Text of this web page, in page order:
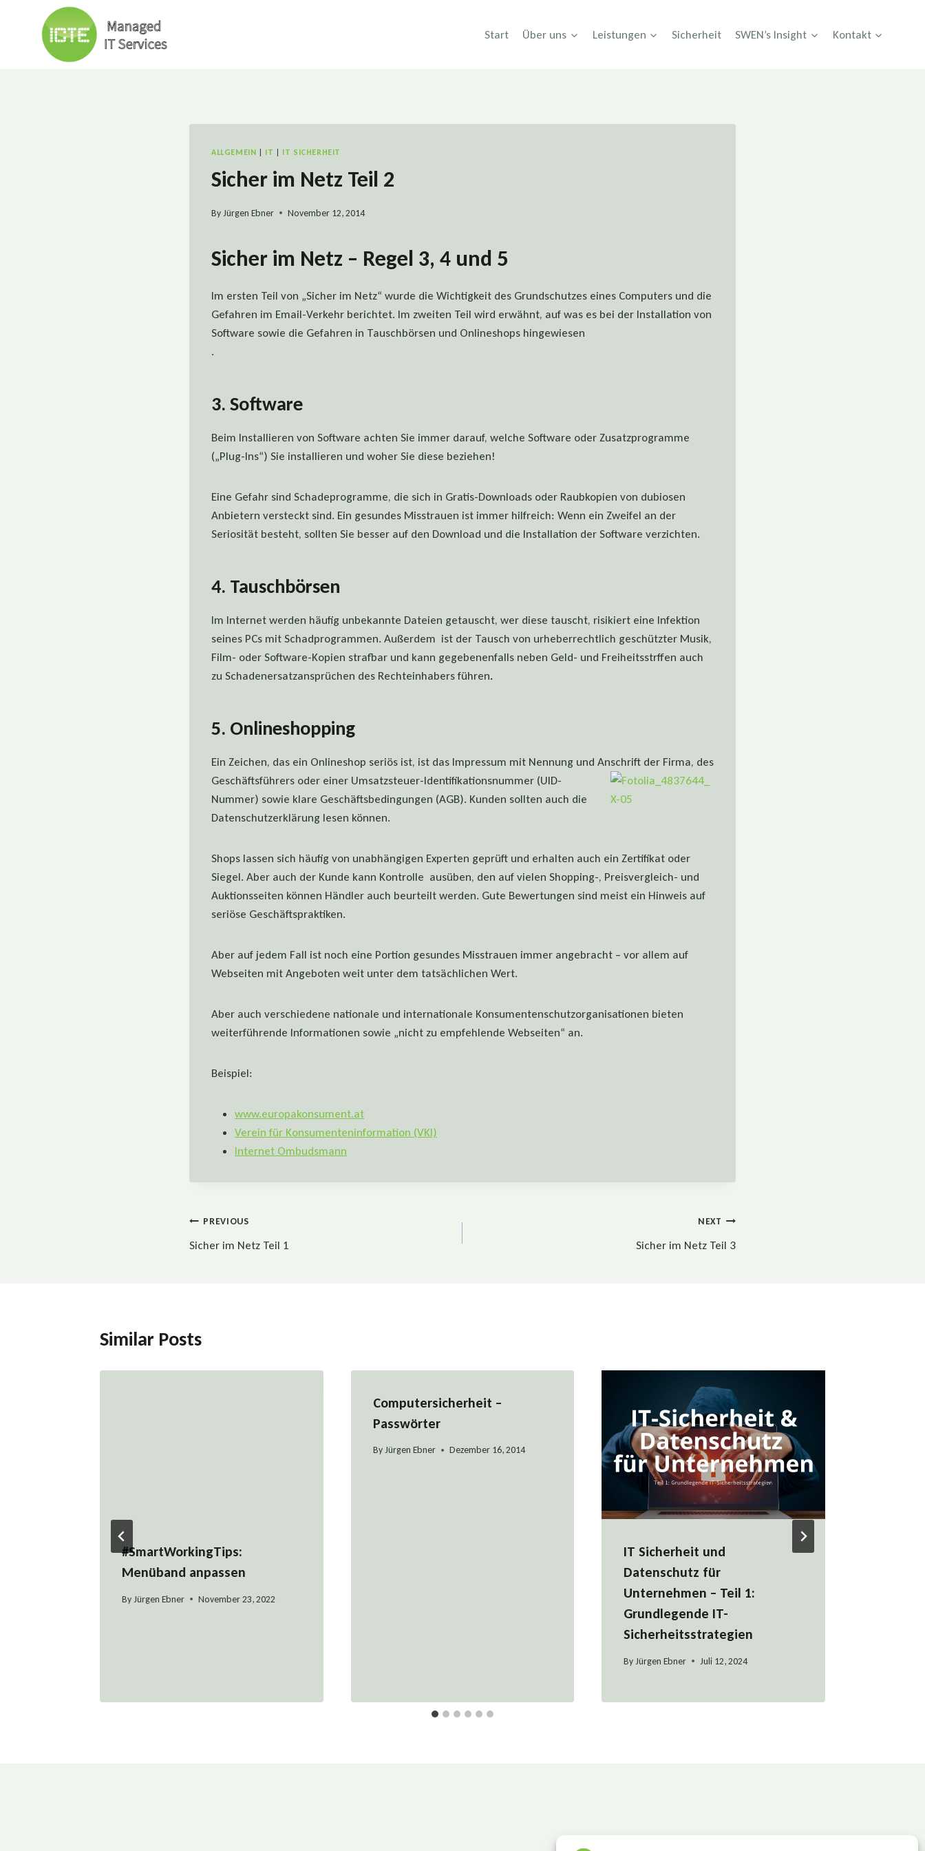
Start Über uns Leistungen Sicherheit SWEN’s Insight Kontakt
ALLGEMEIN IT IT SICHERHEIT
Sicher im Netz Teil 2
ByJürgen Ebner November 12, 2014
Sicher im Netz – Regel 3, 4 und 5
Im ersten Teil von „Sicher im Netz“ wurde die Wichtigkeit des Grundschutzes eines Computers und die
Gefahren im Email-Verkehr berichtet. Im zweiten Teil wird erwähnt, auf was es bei der Installation von
Software sowie die Gefahren in Tauschbörsen und Onlineshops hingewiesen
.
3. Software
Beim Installieren von Software achten Sie immer darauf, welche Software oder Zusatzprogramme
(„Plug-Ins“) Sie installieren und woher Sie diese beziehen!
Eine Gefahr sind Schadeprogramme, die sich in Gratis-Downloads oder Raubkopien von dubiosen
Anbietern versteckt sind. Ein gesundes Misstrauen ist immer hilfreich: Wenn ein Zweifel an der
Seriosität besteht, sollten Sie besser auf den Download und die Installation der Software verzichten.
4. Tauschbörsen
Im Internet werden häufig unbekannte Dateien getauscht, wer diese tauscht, risikiert eine Infektion
seines PCs mit Schadprogrammen. Außerdem ist der Tausch von urheberrechtlich geschützter Musik,
Film- oder Software-Kopien strafbar und kann gegebenenfalls neben Geld- und Freiheitsstrffen auch
zu Schadenersatzansprüchen des Rechteinhabers führen.
5. Onlineshopping
Ein Zeichen, das ein Onlineshop seriös ist, ist das Impressum mit Nennung und Anschrift der Firma, des
Geschäftsführers oder einer Umsatzsteuer-Identifikationsnummer (UID-
Nummer) sowie klare Geschäftsbedingungen (AGB). Kunden sollten auch die
Datenschutzerklärung lesen können.
Shops lassen sich häufig von unabhängigen Experten geprüft und erhalten auch ein Zertifikat oder
Siegel. Aber auch der Kunde kann Kontrolle ausüben, den auf vielen Shopping-, Preisvergleich- und
Auktionsseiten können Händler auch beurteilt werden. Gute Bewertungen sind meist ein Hinweis auf
seriöse Geschäftspraktiken.
Aber auf jedem Fall ist noch eine Portion gesundes Misstrauen immer angebracht – vor allem auf
Webseiten mit Angeboten weit unter dem tatsächlichen Wert.
Aber auch verschiedene nationale und internationale Konsumentenschutzorganisationen bieten
weiterführende Informationen sowie „nicht zu empfehlende Webseiten“ an.
Beispiel:
www.europakonsument.at
Verein für Konsumenteninformation (VKI)
Internet Ombudsmann
Beitragsnavigation
PREVIOUS
Sicher im Netz Teil 1
NEXT
Sicher im Netz Teil 3
Similar Posts
#SmartWorkingTips:
Menüband anpassen
ByJürgen Ebner November 23, 2022
Computersicherheit –
Passwörter
ByJürgen Ebner Dezember 16, 2014
IT Sicherheit und
Datenschutz für
Unternehmen – Teil 1:
Grundlegende IT-
Sicherheitsstrategien
By Jürgen Ebner Juli 12, 2024